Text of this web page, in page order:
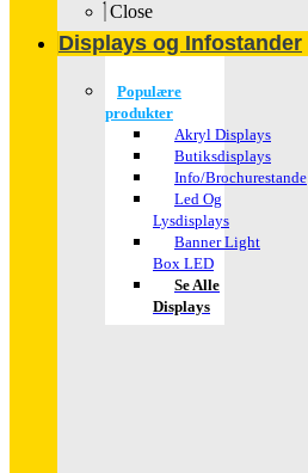
Close
Displays og Infostander
Populære
produkter
Akryl Displays
Butiksdisplays
Info/Brochurestande
Led Og
Lysdisplays
Banner Light
Box LED
Se Alle
Displays